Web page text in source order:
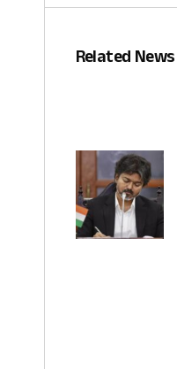
Related News